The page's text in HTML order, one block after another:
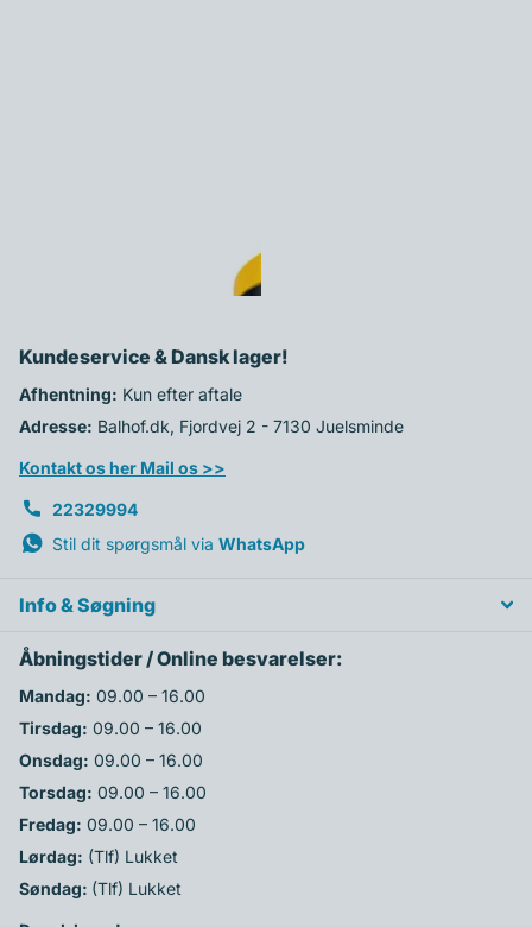
Kundeservice & Dansk lager!
Afhentning: Kun efter aftale
Adresse: Balhof.dk, Fjordvej 2 - 7130 Juelsminde
Kontakt os her Mail os >>
22329994
Stil dit spørgsmål via WhatsApp
Info & Søgning
Åbningstider / Online besvarelser:
Mandag: 09.00 – 16.00
Tirsdag: 09.00 – 16.00
Onsdag: 09.00 – 16.00
Torsdag: 09.00 – 16.00
Fredag: 09.00 – 16.00
Lørdag: (Tlf) Lukket
Søndag: (Tlf) Lukket